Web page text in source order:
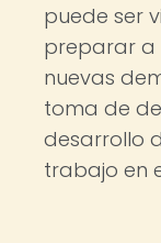
puede ser
preparar a
nuevas
toma de
desarrollo
trabajo en